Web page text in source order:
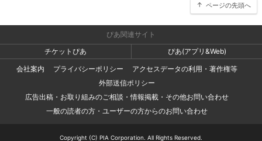
ページの先頭へ
ぴあ関連サイト
チケットぴあ
ぴあ(アプリ&Web)
会社案内
プライバシーポリシー
アクセスデータの利用・著作権等
外部送信ポリシー
広告出稿・お取り組みのご相談・情報掲載・その他お問い合わせ
一般の読者の方・ユーザーの方からのお問い合わせ
Copyright (C) PIA Corporation. All Rights Reserved.